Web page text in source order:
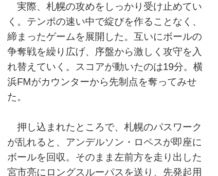
実際、札幌の攻めをしっかり受け止めてい
く。テンポの速い中で綻びを作ることなく、
締まったゲームを展開した。互いにボールの
争奪戦を繰り広げ、序盤から激しく攻守を入
れ替えていく。スコアが動いたのは19分。横
浜FMがカウンターから先制点を奪ってみせ
た。
押し込まれたところで、札幌のパスワーク
が乱れると、アンデルソン・ロペスが即座に
ボールを回収。そのまま左前方を走り出した
宮市亮にロングスルーパスを送り、先発起用